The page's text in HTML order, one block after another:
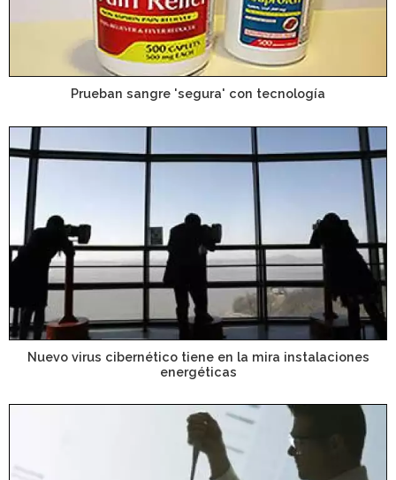
Prueban sangre 'segura' con tecnología
Nuevo virus cibernético tiene en la mira instalaciones
energéticas